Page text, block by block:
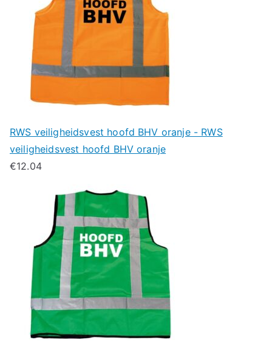
RWS veiligheidsvest hoofd BHV oranje - RWS
veiligheidsvest hoofd BHV oranje
€12.04